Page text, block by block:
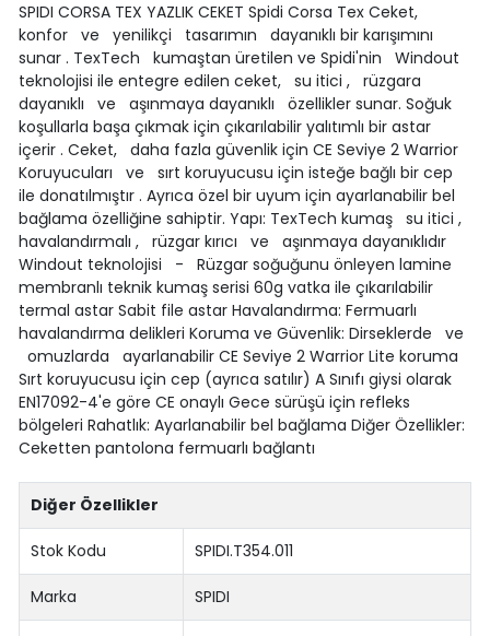
SPIDI CORSA TEX YAZLIK CEKET Spidi Corsa Tex Ceket,
konfor ve yenilikçi tasarımın dayanıklı bir karışımını
sunar . TexTech kumaştan üretilen ve Spidi'nin Windout
teknolojisi ile entegre edilen ceket, su itici , rüzgara
dayanıklı ve aşınmaya dayanıklı özellikler sunar. Soğuk
koşullarla başa çıkmak için çıkarılabilir yalıtımlı bir astar
içerir . Ceket, daha fazla güvenlik için CE Seviye 2 Warrior
Koruyucuları ve sırt koruyucusu için isteğe bağlı bir cep
ile donatılmıştır . Ayrıca özel bir uyum için ayarlanabilir bel
bağlama özelliğine sahiptir. Yapı: TexTech kumaş su itici ,
havalandırmalı , rüzgar kırıcı ve aşınmaya dayanıklıdır
Windout teknolojisi - Rüzgar soğuğunu önleyen lamine
membranlı teknik kumaş serisi 60g vatka ile çıkarılabilir
termal astar Sabit file astar Havalandırma: Fermuarlı
havalandırma delikleri Koruma ve Güvenlik: Dirseklerde ve
omuzlarda ayarlanabilir CE Seviye 2 Warrior Lite koruma
Sırt koruyucusu için cep (ayrıca satılır) A Sınıfı giysi olarak
EN17092-4'e göre CE onaylı Gece sürüşü için refleks
bölgeleri Rahatlık: Ayarlanabilir bel bağlama Diğer Özellikler:
Ceketten pantolona fermuarlı bağlantı
Diğer Özellikler
Stok Kodu SPIDI.T354.011
Marka SPIDI